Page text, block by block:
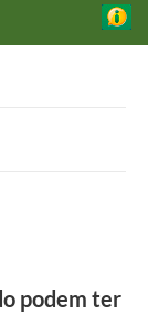
podem ter